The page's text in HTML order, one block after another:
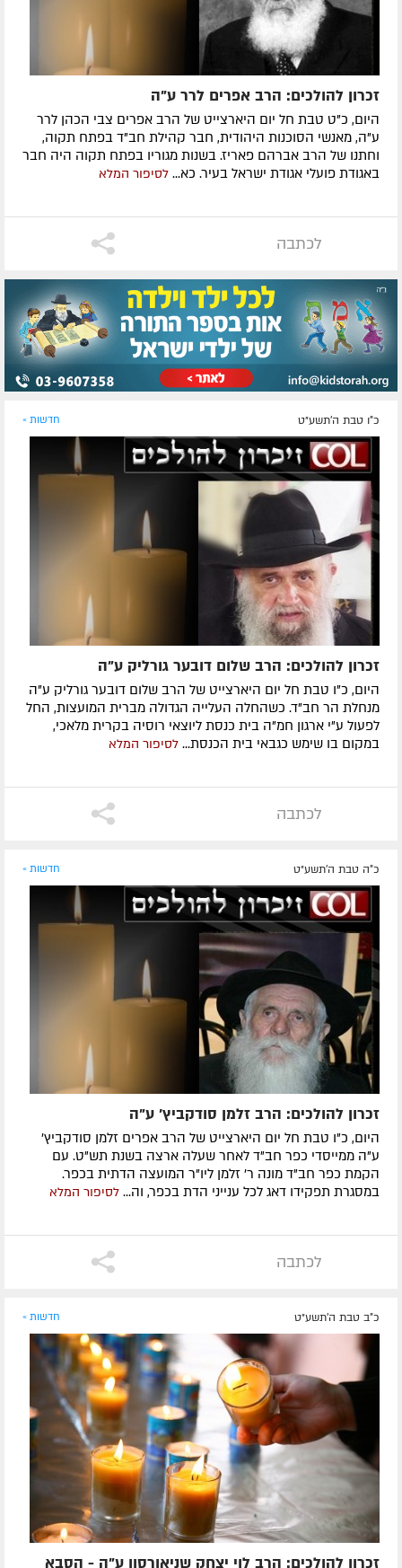
זכרון להולכים: הרב אפרים לרר ע"ה
היום, כ"ט טבת חל יום היארצייט של הרב אפרים צבי הכהן לרר
ע"ה, מאנשי הסוכנות היהודית, חבר קהילת חב"ד בפתח תקוה,
וחתנו של הרב אברהם פאריז. בשנות מגוריו בפתח תקוה היה חבר
באגודת פועלי אגודת ישראל בעיר. כא... לסיפור המלא
לכתבה
כ"ו טבת ה׳תשע״ט חדשות »
זכרון להולכים: הרב שלום דובער גורליק ע"ה
היום, כ"ו טבת חל יום היארצייט של הרב שלום דובער גורליק ע"ה
מנחלת הר חב"ד. כשהחלה העלייה הגדולה מברית המועצות, החל
לפעול ע"י ארגון חמ"ה בית כנסת ליוצאי רוסיה בקרית מלאכי,
במקום בו שימש כגבאי בית הכנסת... לסיפור המלא
לכתבה
כ"ה טבת ה׳תשע״ט חדשות »
זכרון להולכים: הרב זלמן סודקביץ' ע"ה
היום, כ"ו טבת חל יום היארצייט של הרב אפרים זלמן סודקביץ'
ע"ה ממייסדי כפר חב"ד לאחר שעלה ארצה בשנת תש"ט. עם
הקמת כפר חב"ד מונה ר' זלמן ליו"ר המועצה הדתית בכפר.
במסגרת תפקידו דאג לכל ענייני הדת בכפר, וה... לסיפור המלא
לכתבה
כ"ב טבת ה׳תשע״ט חדשות »
זכרון להולכים: הרב לוי יצחק שניאורסון ע"ה - הסבא